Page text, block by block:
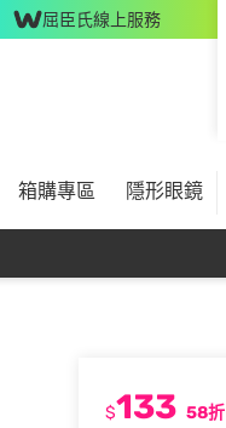
屈臣氏線上服務
箱購專區 隱形眼鏡
$133 58折